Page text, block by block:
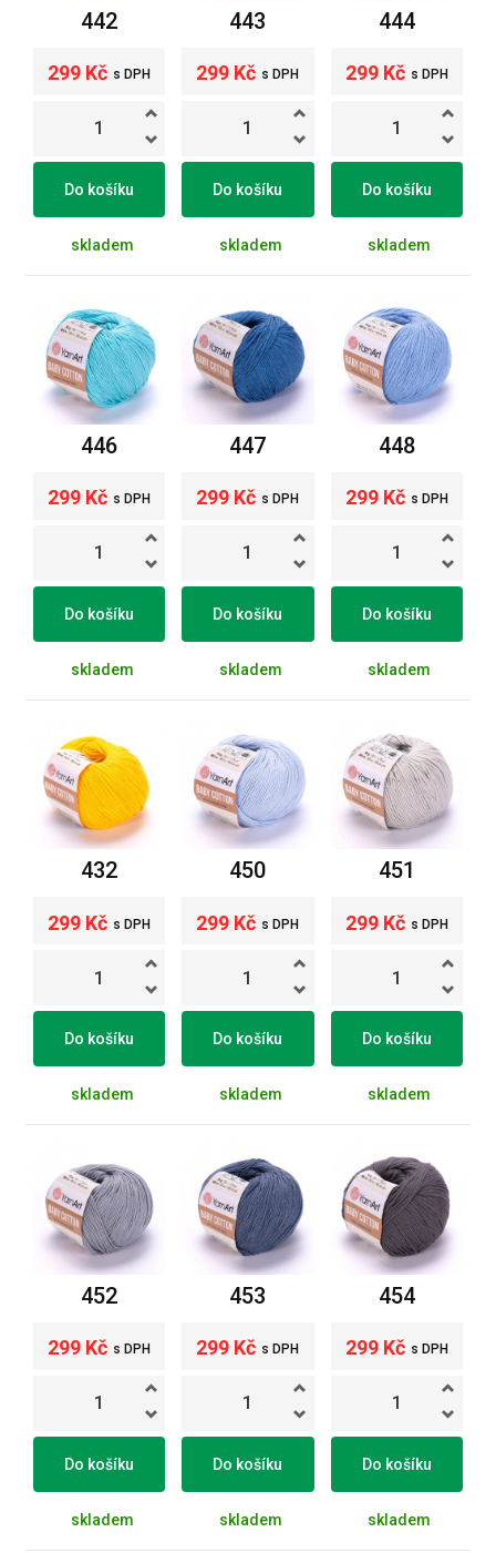
442
299 Kč s DPH
Do košíku
skladem
443
299 Kč s DPH
Do košíku
skladem
444
299 Kč s DPH
Do košíku
skladem
446
299 Kč s DPH
Do košíku
skladem
447
299 Kč s DPH
Do košíku
skladem
448
299 Kč s DPH
Do košíku
skladem
432
299 Kč s DPH
Do košíku
skladem
450
299 Kč s DPH
Do košíku
skladem
451
299 Kč s DPH
Do košíku
skladem
452
299 Kč s DPH
Do košíku
skladem
453
299 Kč s DPH
Do košíku
skladem
454
299 Kč s DPH
Do košíku
skladem